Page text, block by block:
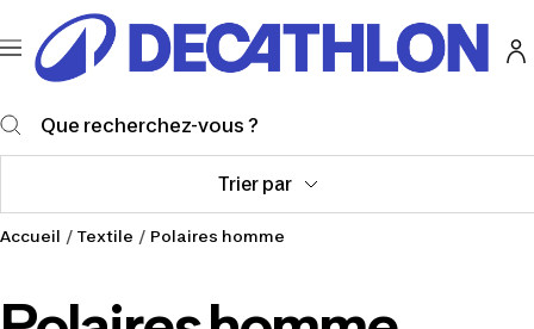
au
contenu
Navigation
Decathlon
Martinique
Trier par
Accueil Textile Polaires homme